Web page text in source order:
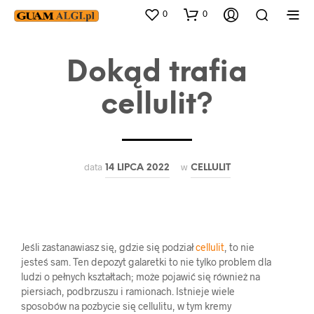
0 0
Dokąd trafia
cellulit?
data 14 LIPCA 2022 w CELLULIT
Jeśli zastanawiasz się, gdzie się podziałcellulit , to nie
jesteś sam. Ten depozyt galaretki to nie tylko problem dla
ludzi o pełnych kształtach; może pojawić się również na
piersiach, podbrzuszu i ramionach. Istnieje wiele
sposobów na pozbycie się cellulitu, w tym kremy